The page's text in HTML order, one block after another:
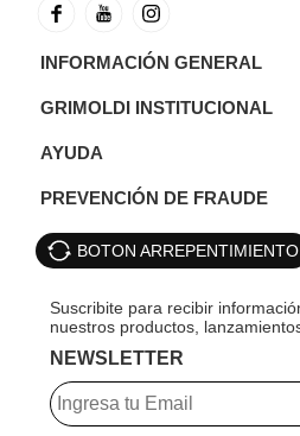
INFORMACIÓN GENERAL
GRIMOLDI INSTITUCIONAL
AYUDA
PREVENCIÓN DE FRAUDE
BOTON ARREPENTIMIENTO
NEWSLETTER